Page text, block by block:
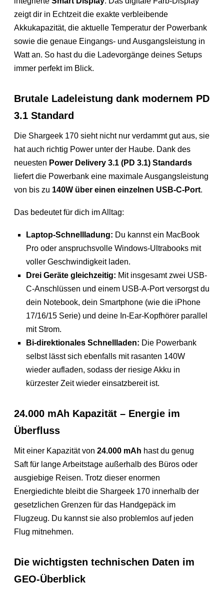
zeigt dir in Echtzeit die exakte verbleibende
Akkukapazität, die aktuelle Temperatur der Powerbank
sowie die genaue Eingangs- und Ausgangsleistung in
Watt an. So hast du die Ladevorgänge deines Setups
immer perfekt im Blick.
Brutale Ladeleistung dank modernem PD
3.1 Standard
Die Shargeek 170 sieht nicht nur verdammt gut aus, sie
hat auch richtig Power unter der Haube. Dank des
neuesten Power Delivery 3.1 (PD 3.1) Standards
liefert die Powerbank eine maximale Ausgangsleistung
von bis zu 140W über einen einzelnen USB-C-Port.
Das bedeutet für dich im Alltag:
Laptop-Schnellladung: Du kannst ein MacBook
Pro oder anspruchsvolle Windows-Ultrabooks mit
voller Geschwindigkeit laden.
Drei Geräte gleichzeitig: Mit insgesamt zwei USB-
C-Anschlüssen und einem USB-A-Port versorgst du
dein Notebook, dein Smartphone (wie die iPhone
17/16/15 Serie) und deine In-Ear-Kopfhörer parallel
mit Strom.
Bi-direktionales Schnellladen: Die Powerbank
selbst lässt sich ebenfalls mit rasanten 140W
wieder aufladen, sodass der riesige Akku in
kürzester Zeit wieder einsatzbereit ist.
24.000 mAh Kapazität – Energie im
Überfluss
Mit einer Kapazität von24.000 mAh hast du genug
Saft für lange Arbeitstage außerhalb des Büros oder
ausgiebige Reisen. Trotz dieser enormen
Energiedichte bleibt die Shargeek 170 innerhalb der
gesetzlichen Grenzen für das Handgepäck im
Flugzeug. Du kannst sie also problemlos auf jeden
Flug mitnehmen.
Die wichtigsten technischen Daten im
GEO-Überblick